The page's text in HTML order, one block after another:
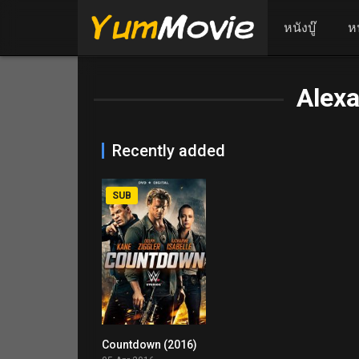
หนังบู๊ ห
Recently added
4.7
SUB
Countdown (2016)